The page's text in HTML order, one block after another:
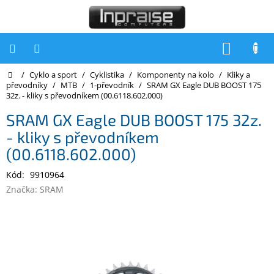
Počítače
Počítače
Notebooky
Tiskárny
Domů
/ Cyklo a sport / Cyklistika / Komponenty na kolo / Kliky a
převodníky / MTB / 1-převodník / SRAM GX Eagle DUB BOOST 175
32z. - kliky s převodníkem (00.6118.602.000)
SRAM GX Eagle DUB BOOST 175 32z.
- kliky s převodníkem
(00.6118.602.000)
Kód: 9910964
Značka: SRAM